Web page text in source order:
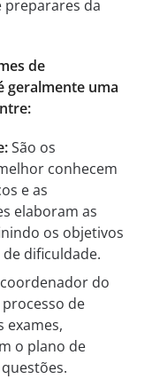
preparares da
de
geralmente uma
São os
conhecem
e as
elaboram as
os objetivos
dificuldade.
do
de
exames,
o plano de